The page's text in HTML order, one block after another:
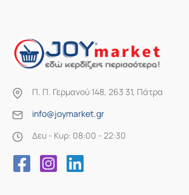
Π. Π. Γερμανού 148, 263 31, Πάτρα
info@joymarket.gr
Δευ - Κυρ: 08:00 - 22:30